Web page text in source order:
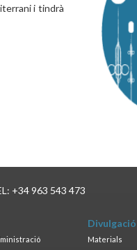
i tindrà
+34 963 543 473
Divulgació
Materials